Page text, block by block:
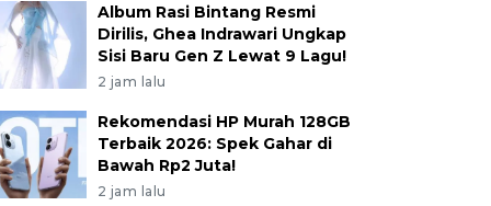
Album Rasi Bintang Resmi
Dirilis, Ghea Indrawari Ungkap
Sisi Baru Gen Z Lewat 9 Lagu!
2 jam lalu
Rekomendasi HP Murah 128GB
Terbaik 2026: Spek Gahar di
Bawah Rp2 Juta!
2 jam lalu